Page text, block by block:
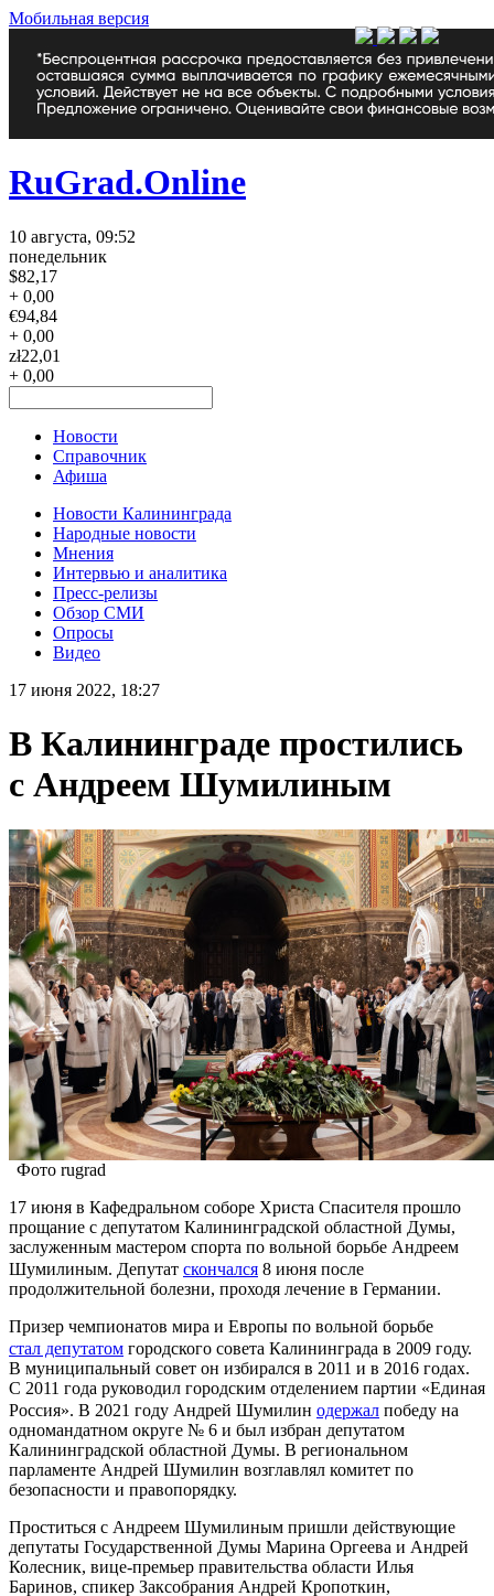
Мобильная версия
RuGrad.Online
10 августа, 09:52
понедельник
$82,17
+ 0,00
€94,84
+ 0,00
zł22,01
+ 0,00
Новости
Справочник
Афиша
Новости Калининграда
Народные новости
Мнения
Интервью и аналитика
Пресс-релизы
Обзор СМИ
Опросы
Видео
17 июня 2022, 18:27
В Калининграде простились
с Андреем Шумилиным
Фото rugrad
17 июня в Кафедральном соборе Христа Спасителя прошло
прощание с депутатом Калининградской областной Думы,
заслуженным мастером спорта по вольной борьбе Андреем
Шумилиным. Депутат скончался 8 июня после
продолжительной болезни, проходя лечение в Германии.
Призер чемпионатов мира и Европы по вольной борьбе
стал депутатом городского совета Калининграда в 2009 году.
В муниципальный совет он избирался в 2011 и в 2016 годах.
С 2011 года руководил городским отделением партии «Единая
Россия». В 2021 году Андрей Шумилин одержал победу на
одномандатном округе № 6 и был избран депутатом
Калининградской областной Думы. В региональном
парламенте Андрей Шумилин возглавлял комитет по
безопасности и правопорядку.
Проститься с Андреем Шумилиным пришли действующие
депутаты Государственной Думы Марина Оргеева и Андрей
Колесник, вице-премьер правительства области Илья
Баринов, спикер Заксобрания Андрей Кропоткин,